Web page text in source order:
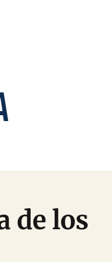
de los